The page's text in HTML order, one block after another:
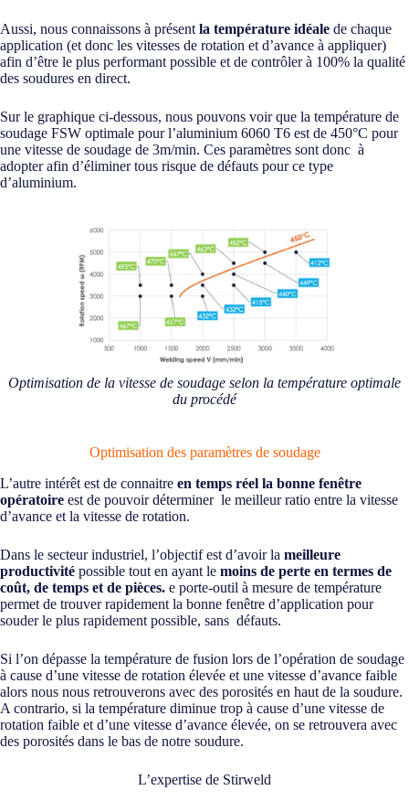
Aussi, nous connaissons à présent la température idéale de chaque
application (et donc les vitesses de rotation et d’avance à appliquer)
afin d’être le plus performant possible et de contrôler à 100% la qualité
des soudures en direct.
Sur le graphique ci-dessous, nous pouvons voir que la température de
soudage FSW optimale pour l’aluminium 6060 T6 est de 450°C pour
une vitesse de soudage de 3m/min. Ces paramètres sont donc à
adopter afin d’éliminer tous risque de défauts pour ce type
d’aluminium.
Optimisation de la vitesse de soudage selon la température optimale
du procédé
Optimisation des paramètres de soudage
L’autre intérêt est de connaitre en temps réel la bonne fenêtre
opératoire est de pouvoir déterminer le meilleur ratio entre la vitesse
d’avance et la vitesse de rotation.
Dans le secteur industriel, l’objectif est d’avoir la meilleure
productivité possible tout en ayant le moins de perte en termes de
coût, de temps et de pièces. e porte-outil à mesure de température
permet de trouver rapidement la bonne fenêtre d’application pour
souder le plus rapidement possible, sans défauts.
Si l’on dépasse la température de fusion lors de l’opération de soudage
à cause d’une vitesse de rotation élevée et une vitesse d’avance faible
alors nous nous retrouverons avec des porosités en haut de la soudure.
A contrario, si la température diminue trop à cause d’une vitesse de
rotation faible et d’une vitesse d’avance élevée, on se retrouvera avec
des porosités dans le bas de notre soudure.
L’expertise de Stirweld